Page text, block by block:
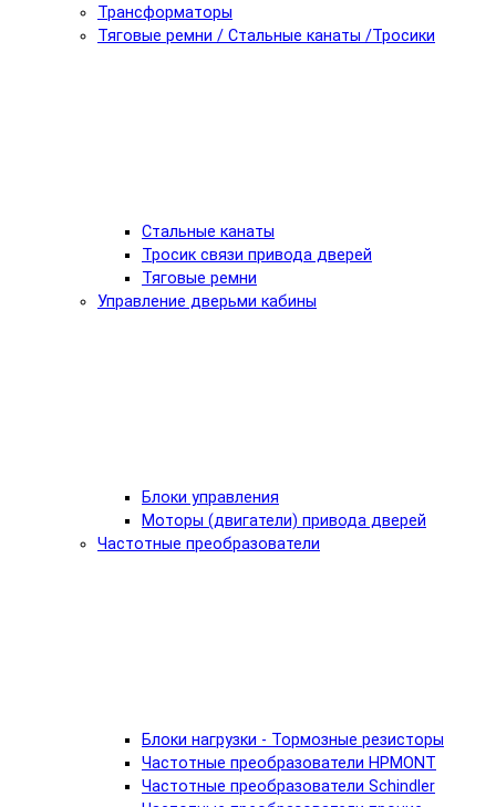
Трансформаторы
Тяговые ремни / Стальные канаты /Тросики
Стальные канаты
Тросик связи привода дверей
Тяговые ремни
Управление дверьми кабины
Блоки управления
Моторы (двигатели) привода дверей
Частотные преобразователи
Блоки нагрузки - Тормозные резисторы
Частотные преобразователи HPMONT
Частотные преобразователи Schindler